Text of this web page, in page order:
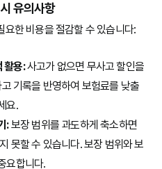
유의사항
한 비용을 절감할 수 있습니다:
활용:사고가 없으면 무사고 할인을
기록을 반영하여 보험료를 낮출
요.
:보장 범위를 과도하게 축소하면
못할 수 있습니다. 보장 범위와 보
요합니다.